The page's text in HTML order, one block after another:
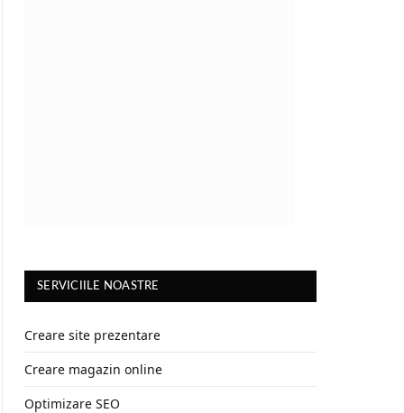
SERVICIILE NOASTRE
Creare site prezentare
Creare magazin online
Optimizare SEO